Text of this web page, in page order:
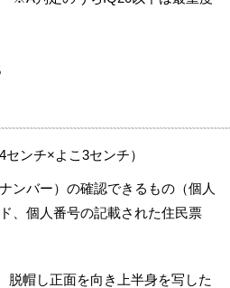
ンチ×よこ3センチ）
ンバー）の確認できるもの（個人
、個人番号の記載された住民票
帽し正面を向き上半身を写した